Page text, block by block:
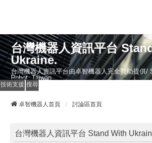
台灣機器人資訊平台
Ukraine.
台灣機器人資訊平台由卓智機器人完全贊助提供/
Robot, Taiwan
技術支援 搜尋
卓智機器人首頁 討論區首頁
台灣機器人資訊平台 Stand With